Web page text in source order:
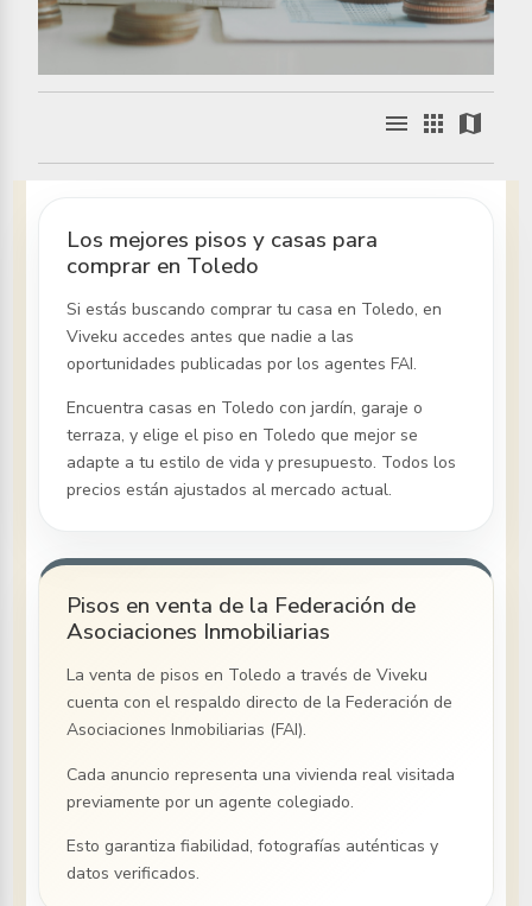
menu apps map
Los mejores pisos y casas para
comprar en Toledo
Si estás buscando comprar tu casaen Toledo, en
Viveku accedes antes que nadie a las
oportunidades publicadas por los agentes FAI.
Encuentra casasen Toledo con jardín, garaje o
terraza, y elige el pisoen Toledo que mejor se
adapte a tu estilo de vida y presupuesto. Todos los
precios están ajustados al mercado actual.
Pisos en venta de la Federación de
Asociaciones Inmobiliarias
La venta de pisosen Toledo a través de Viveku
cuenta con el respaldo directo de la Federación de
Asociaciones Inmobiliarias (FAI).
Cada anuncio representa una vivienda real visitada
previamente por un agente colegiado.
Esto garantiza fiabilidad, fotografías auténticas y
datos verificados.